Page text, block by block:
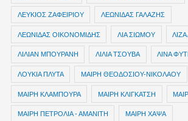
ΛΕΥΚΙΟΣ ΖΑΦΕΙΡΙΟΥ ΛΕΩΝΙΔΑΣ ΓΑΛΑΖΗΣ
ΛΕΩΝΙΔΑΣ ΟΙΚΟΝΟΜΙΔΗΣ ΛΙΑ ΣΙΩΜΟΥ
ΛΙΛΙΑΝ ΜΠΟΥΡΑΝΗ ΛΙΛΙΑ ΤΣΟΥΒΑ ΛΙΝΑ
ΛΟΥΚΙΑ ΠΛΥΤΑ ΜΑΙΡΗ ΘΕΟΔΟΣΙΟΥ-ΝΙΚΟΛΑΟΥ
ΜΑΙΡΗ ΚΛΑΜΠΟΥΡΑ ΜΑΙΡΗ ΚΛΙΓΚΑΤΣΗ
ΜΑΙΡΗ ΠΕΤΡΟΛΙΑ - ΑΜΑΝΙΤΗ ΜΑΙΡΗ ΧΑΨΑ